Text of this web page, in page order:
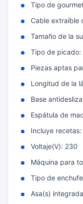
Tipo de
Cable extraíble
Tamaño de la
Tipo de picado:
Piezas aptas
Longitud de la
Base
Espátula de
Incluye
Voltaje(V): 230
Máquina para
Tipo de
Asa(s)